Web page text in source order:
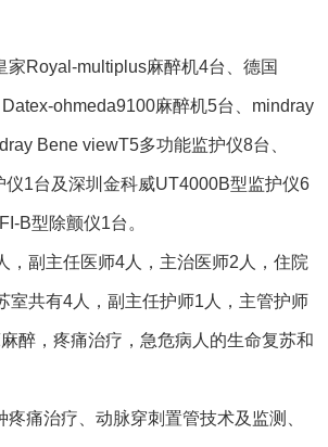
家Royal-multiplus麻醉机4台、德国
ohmeda9100麻醉机5台、mindray
Bene viewT5多功能监护仪8台、
仪1台及深圳金科威UT4000B型监护仪6
B型除颤仪1台。
，副主任医师4人，主治医师2人，住院
室共有4人，副主任护师1人，主管护师
醉，疼痛治疗，急危病人的生命复苏和
疼痛治疗、动脉穿刺置管技术及监测、